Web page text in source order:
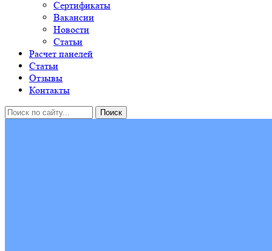
Сертификаты
Вакансии
Новости
Статьи
Расчет панелей
Статьи
Отзывы
Контакты